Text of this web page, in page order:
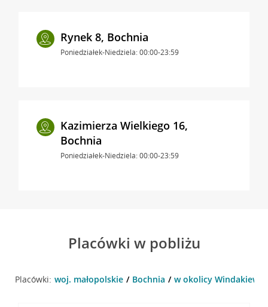
Rynek 8, Bochnia
Poniedziałek-Niedziela: 00:00-23:59
Kazimierza Wielkiego 16,
Bochnia
Poniedziałek-Niedziela: 00:00-23:59
Placówki w pobliżu
Placówki: woj. małopolskie Bochnia w okolicy